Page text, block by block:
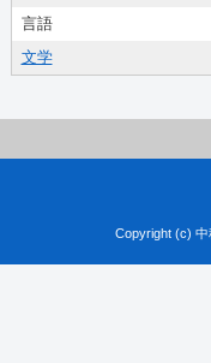
言語
文学
Copyright (c)